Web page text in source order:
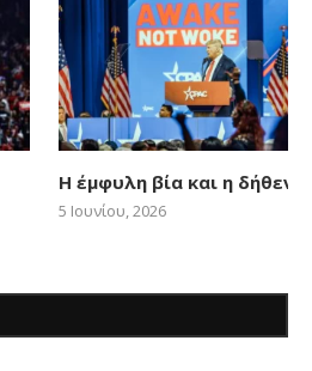
Η έμφυλη βία και η δήθεν
5 Ιουνίου, 2026